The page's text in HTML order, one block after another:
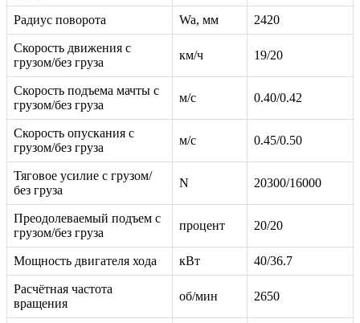
Радиус поворота Wa, мм 2420
Скорость движения с
грузом/без груза
км/ч 19/20
Скорость подъема мачты с
грузом/без груза
м/с 0.40/0.42
Скорость опускания с
грузом/без груза
м/с 0.45/0.50
Тяговое усилие с грузом/
без груза
N 20300/16000
Преодолеваемый подъем с
грузом/без груза
процент 20/20
Мощность двигателя хода кВт 40/36.7
Расчётная частота
вращения
об/мин 2650